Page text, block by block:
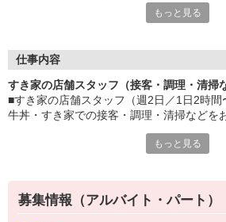
オシャレを捨てる必要はありません！
急な出費も安心♪
■社員登用あり
将来を考えている方は必見です。
なか卯、かつ庵、ココス、ジョリーパス
ョーグループ！
その中のひとつ『すき家』でお仕事しませ
もっと見る
仕事内容
すき家の店舗スタッフ（接客・調理・清掃
■すき家の店舗スタッフ（週2日／1日2時間
牛丼・すき家での接客・調理・清掃などを
あなたの笑顔で！
すばやく提供！
もっと見る
募集情報（アルバイト・パート）